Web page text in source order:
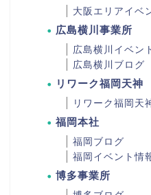
大阪エリアイベ
広島横川事業所
広島横川イベン
広島横川ブログ
リワーク福岡天神
リワーク福岡天
福岡本社
福岡ブログ
福岡イベント情
博多事業所